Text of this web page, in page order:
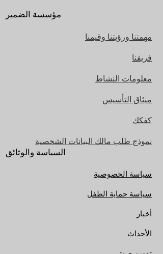
مؤسسة الضمير
مهمتنا ورؤيتنا وقيمنا
فريقنا
معلومات النشاط
ميثاق التأسيس
كفكك
نموذج طلب مالك البيانات الشخصية
السياسة والوثائق
سياسة الخصوصية
سياسة حماية الطفل
أخبار
الأحداث